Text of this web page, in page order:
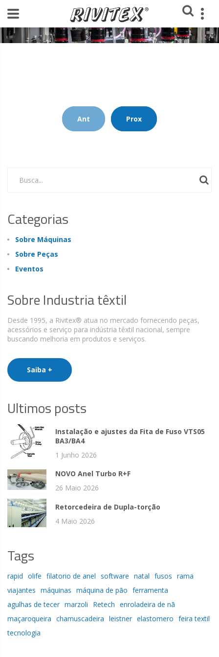
Home Blog Rivitex
Ant Prox
Busca...
Categorias
Sobre Máquinas
Sobre Peças
Eventos
Sobre Industria têxtil
Desde 1995, a Rivitex® atua no mercado fornecendo peças,
acessórios e serviço para indústria têxtil nacional, sempre
buscando melhoria em produtos e serviços.
Saiba +
Ultimos posts
Instalação e ajustes da Fita de Fuso VTS05
BA3/BA4
1 Junho 2026
NOVO Anel Turbo R+F
26 Maio 2026
Retorcedeira de Dupla-torção
4 Maio 2026
Tags
rapid olife filatorio de anel software natal fusos rama
viajantes máquinas máquina de pão ferramenta
agulhas de tecer marzoli Retech enroladeira de nã
maçaroqueira chamuscadeira leistner elastomero feira textil
tecnologia